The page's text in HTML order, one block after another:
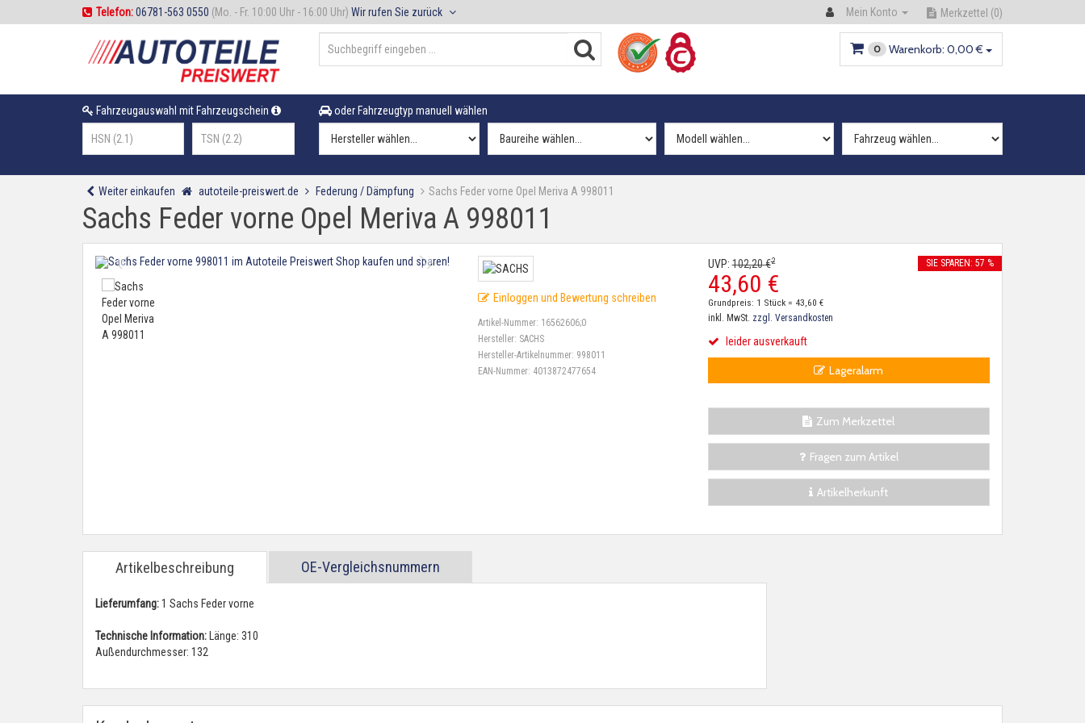
Telefon:06781-563 0550 (Mo. - Fr. 10:00 Uhr - 16:00 Uhr) Wir rufen Sie zurück Mein Konto Merkzettel (0)
0 Warenkorb: 0,00 €
Fahrzeugauswahl mit Fahrzeugschein oder Fahrzeugtyp manuell wählen
Weiter einkaufen autoteile-preiswert.de Federung / Dämpfung Sachs Feder vorne Opel Meriva A 998011
Sachs Feder vorne Opel Meriva A 998011
Einloggen und Bewertung schreiben
Artikel-Nummer: 16562606;0
Hersteller: SACHS
Hersteller-Artikelnummer: 998011
EAN-Nummer: 4013872477654
UVP:102,20€2
43,60 €
SIE SPAREN: 57 %
Grundpreis: 1 Stück = 43,60 €
inkl. MwSt. zzgl. Versandkosten
leider ausverkauft
Lageralarm
Zum Merkzettel
Fragen zum Artikel
Artikelherkunft
Artikelbeschreibung OE-Vergleichsnummern
Lieferumfang:1 Sachs Feder vorne
Technische Information: Länge: 310
Außendurchmesser: 132